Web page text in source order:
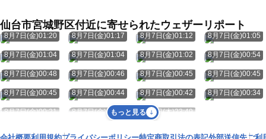
仙台市宮城野区付近に寄せられたウェザーリポート
8月7日(金)01:20 8月7日(金)01:17 8月7日(金)01:12 8月7日(金)01:05
8月7日(金)01:04 8月7日(金)01:04 8月7日(金)01:02 8月7日(金)00:54
8月7日(金)00:48 8月7日(金)00:46 8月7日(金)00:45 8月7日(金)00:45
8月7日(金)00:45 8月7日(金)00:44 8月7日(金)00:42 8月7日(金)00:34
8月7日(金)00:21 8月7日(金)00:04 8月6日(木)23:49
もっと見る